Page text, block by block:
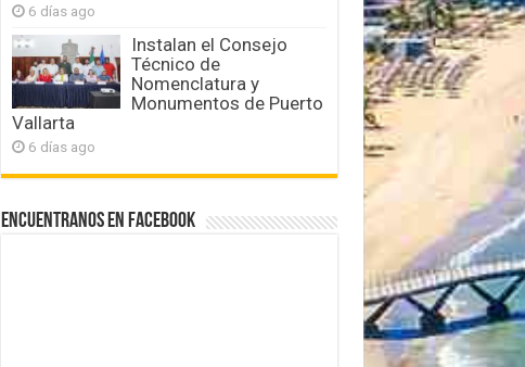
6 días ago
Instalan el Consejo
Técnico de
Nomenclatura y
Monumentos de Puerto
Vallarta
6 días ago
Encuentranos en Facebook